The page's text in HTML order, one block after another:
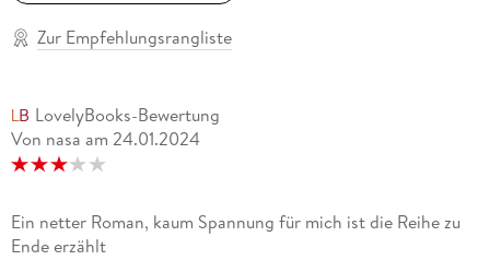
Zur Empfehlungsrangliste
LovelyBooks-Bewertung
Von nasa am 24.01.2024
Ein netter Roman, kaum Spannung für mich ist die Reihe zu
Ende erzählt